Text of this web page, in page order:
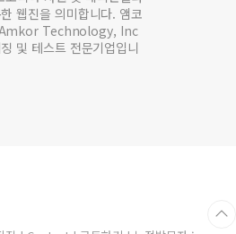
웹진을 의미합니다. 앰코
Amkor Technology, Inc
및 테스트 전문기업입니